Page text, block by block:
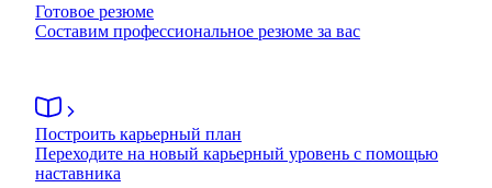
Готовое резюме
Составим профессиональное резюме за вас
Построить карьерный план
Переходите на новый карьерный уровень с помощью
наставника